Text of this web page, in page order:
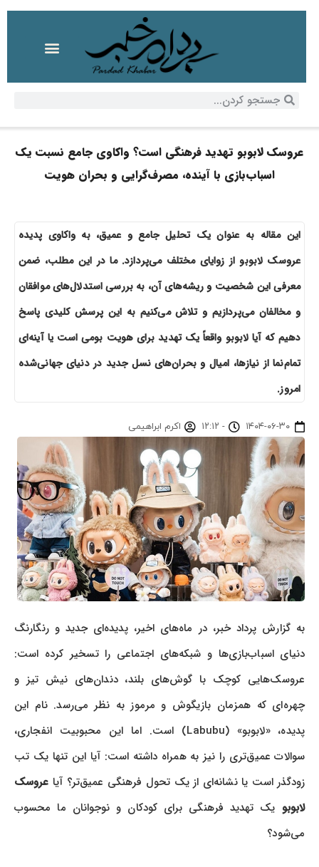
عروسک لابوبو تهدید فرهنگی است؟ واکاوی جامع نسبت یک
اسباب‌بازی با آینده، مصرف‌گرایی و بحران هویت
این مقاله به عنوان یک تحلیل جامع و عمیق، به واکاوی پدیده
عروسک لابوبو از زوایای مختلف می‌پردازد. ما در این مطلب، ضمن
معرفی این شخصیت و ریشه‌های آن، به بررسی استدلال‌های موافقان
و مخالفان می‌پردازیم و تلاش می‌کنیم به این پرسش کلیدی پاسخ
دهیم که آیا لابوبو واقعاً یک تهدید برای هویت بومی است یا آینه‌ای
تمام‌نما از نیازها، امیال و بحران‌های نسل جدید در دنیای جهانی‌شده
امروز.
۱۴۰۴-۰۶-۳۰ - ۱۲:۱۲ اکرم ابراهیمی
به گزارش پرداد خبر، در ماه‌های اخیر، پدیده‌ای جدید و رنگارنگ
دنیای اسباب‌بازی‌ها و شبکه‌های اجتماعی را تسخیر کرده است:
عروسک‌هایی کوچک با گوش‌های بلند، دندان‌های نیش تیز و
چهره‌ای که همزمان بازیگوش و مرموز به نظر می‌رسد. نام این
پدیده، «لابوبو» (Labubu) است. اما این محبوبیت انفجاری،
سوالات عمیق‌تری را نیز به همراه داشته است: آیا این تنها یک تب
زودگذر است یا نشانه‌ای از یک تحول فرهنگی عمیق‌تر؟ آیا عروسک
لابوبویک تهدید فرهنگی برای کودکان و نوجوانان ما محسوب
می‌شود؟